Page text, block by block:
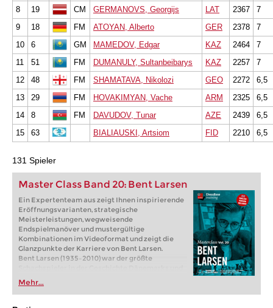
8
19 CM GERMANOVS, Georgijs LAT 2367
7
9
18 FM ATOYAN, Alberto GER 2378
7
10
6 GM MAMEDOV, Edgar KAZ 2464
7
11
51 FM DUMANULY, Sultanbeibarys KAZ 2257
7
12
48 FM SHAMATAVA, Nikolozi GEO 2272
6,5
13
29 FM HOVAKIMYAN, Vache ARM 2325
6,5
14
8 FM DAVUDOV, Tunar AZE 2439
6,5
15
63 BIALIAUSKI, Artsiom FID 2210 6,5
131 Spieler
Master Class Band 20: Bent Larsen
Ein Expertenteam aus zeigt Ihnen inspirierende
Eröffnungsvarianten, strategische
Meisterleistungen, wegweisende
Endspielmanöver und mustergültige
Kombinationen im Videoformat und zeigt die
Glanzpunkte der Karriere von Bent Larsen.
Bent Larsen (1935–2010) war der größte
zeitweise der zweitstärkste Spieler der
westlichen Welt – hinter Bobby Fischer. Zwischen
1954 und 1971 gewann er sechsmal die dänische
Mehr...